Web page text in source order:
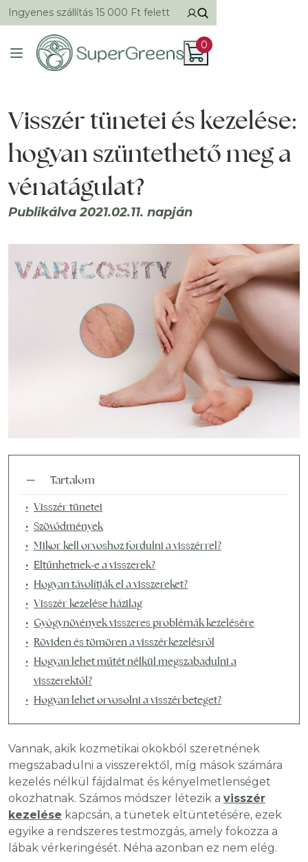
Ingyenes szállítás 15 000 Ft felett
0
Visszér tünetei és kezelése:
hogyan szüntethető meg a
vénatágulat?
Publikálva 2021.02.11. napján
Tartalom
Visszér tünetei
Szövődmények
Mikor kell orvoshoz fordulni a visszérrel?
Eltűnhetnek-e a visszerek?
Hogyan távolítják el a visszereket?
Visszér kezelése házilag
Gyógynövények visszeres problémák kezelésére
Röviden és tömören a visszérkezelésről
Hogyan lehet műtét nélkül megszabadulni a
visszerektől?
Hogyan lehet orvosolni a visszérbeteget?
Vannak, akik kozmetikai okokból szeretnének
megszabadulni a visszerektől, míg mások számára
kezelés nélkül fájdalmat és kényelmetlenséget
okozhatnak. Számos módszer létezik a visszér
kezelése kapcsán, a tünetek eltüntetésére, ezek
egyike a rendszeres testmozgás, amely fokozza a
lábak vérkeringését. Néha azonban ez nem elég.